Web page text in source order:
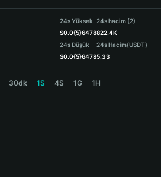
24s Yüksek
$0.0{5}6478
24s Düşük
$0.0{5}6478
24s hacim (2)
822.4K
24s Hacim(USDT)
5.33
30dk 1S 4S 1G 1H